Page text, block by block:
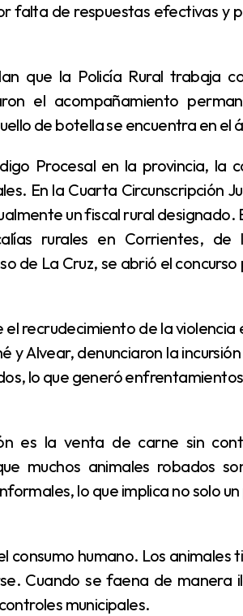
falta de respuestas efectivas y
el acompañamiento
de botella se encuentra en el
En la Cuarta Circunscripción
un fiscal rural
rurales en Corrientes, de
de La Cruz, se abrió el
y Alvear, denunciaron la
lo que generó
muchos animales robados
lo que implica no solo
Cuando se faena de manera
municipales.